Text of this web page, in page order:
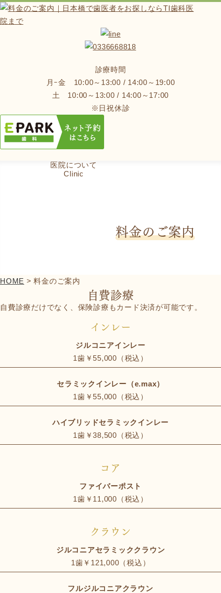
診療時間
月ｰ金 10:00～13:00 / 14:00～19:00
土 10:00～13:00 / 14:00～17:00
※日祝休診
医院について
Clinic
料金のご案内
HOME >料金のご案内
自費診療
自費診療だけでなく、保険診療もカード決済が可能です。
インレー
ジルコニアインレー
1歯￥55,000（税込）
セラミックインレー（e.max）
1歯￥55,000（税込）
ハイブリッドセラミックインレー
1歯￥38,500（税込）
コア
ファイバーポスト
1歯￥11,000（税込）
クラウン
ジルコニアセラミッククラウン
1歯￥121,000（税込）
フルジルコニアクラウン